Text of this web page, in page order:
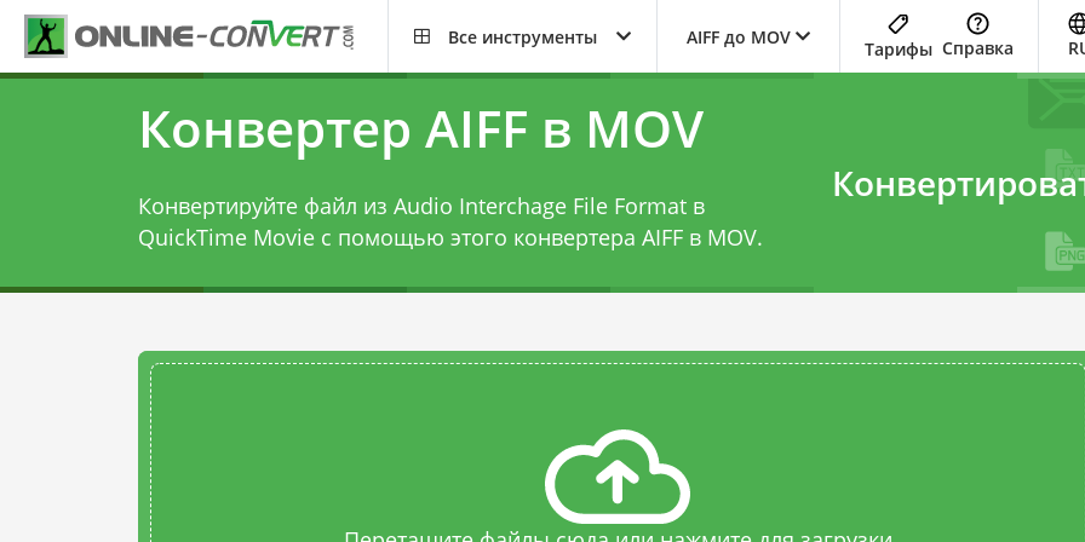
Все инструменты AIFF до MOV
Тарифы Справка
Конвертер AIFF в MOV
Конвертируйте файл из Audio Interchage File Format в
QuickTime Movie с помощью этого конвертера AIFF в MOV.